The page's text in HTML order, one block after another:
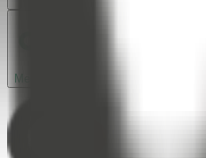
Megosztás